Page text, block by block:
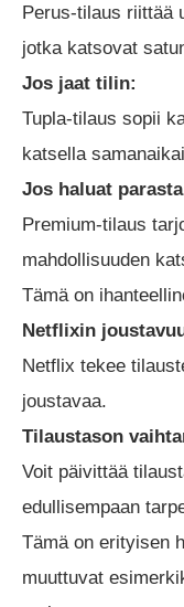
Perus-tilaus riittää
jotka katsovat
Jos jaat tilin:
Tupla-tilaus sopii
katsella
Jos haluat
Premium-tilaus
mahdollisuuden
Tämä on
Netflixin
Netflix tekee
joustavaa.
Tilaustason
Voit päivittää
edullisempaan
Tämä on erityisen
muuttuvat